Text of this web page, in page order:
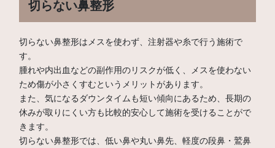
切らない鼻整形
切らない鼻整形はメスを使わず、注射器や糸で行う施術で
す。
腫れや内出血などの副作用のリスクが低く、メスを使わない
ため傷が小さくすむというメリットがあります。
また、気になるダウンタイムも短い傾向にあるため、長期の
休みが取りにくい方も比較的安心して施術を受けることがで
きます。
切らない鼻整形では、低い鼻や丸い鼻先、軽度の段鼻・鷲鼻